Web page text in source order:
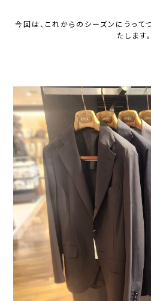
今回は、これからのシーズンにうって
たします。